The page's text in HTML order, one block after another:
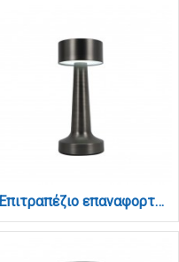
Επιτραπέζιο επαναφορτιζόμενο φωτιστικό 3CCT σε μαύρη απόχρωση (3033-Black)